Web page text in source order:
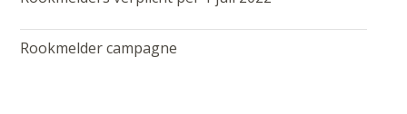
Rookmelder campagne